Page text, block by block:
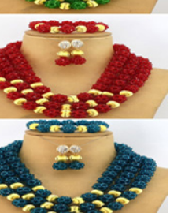
BOUTIQUE EN LIGNE VOIR ICI